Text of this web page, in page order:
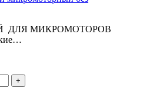
ДЛЯ МИКРОМОТОРОВ
+